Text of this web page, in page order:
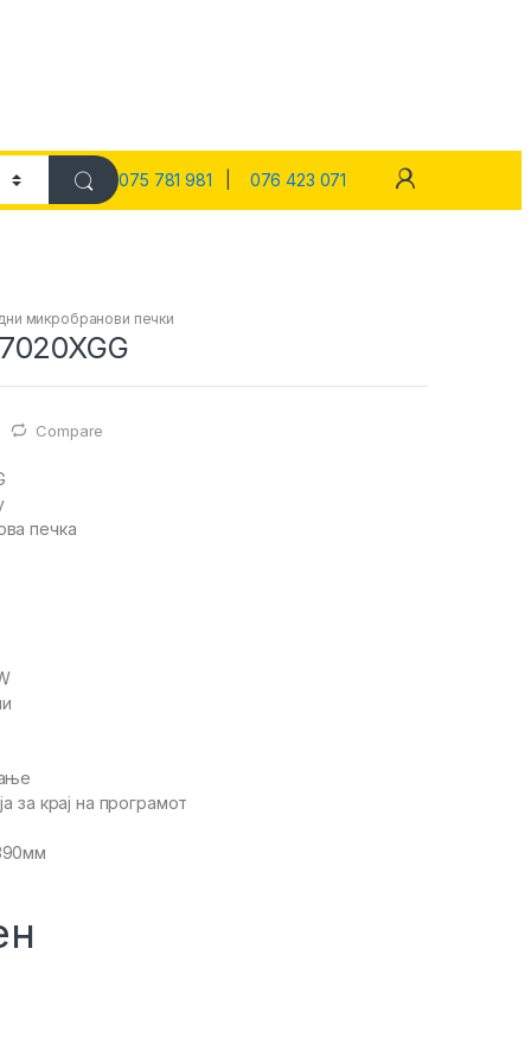
075 781 981 076 423 071
микробранови печки
Compare
печка
за крај на програмот